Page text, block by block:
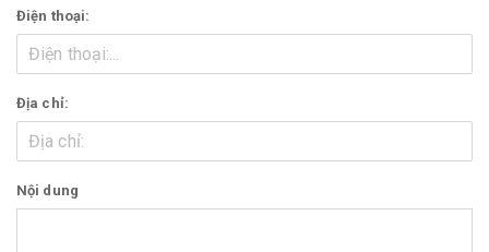
Điện thoại:
Địa chỉ:
Nội dung